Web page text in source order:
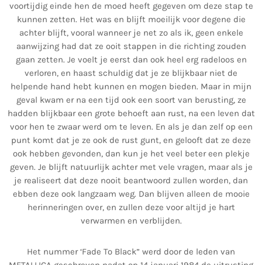
voortijdig einde hen de moed heeft gegeven om deze stap te
kunnen zetten. Het was en blijft moeilijk voor degene die
achter blijft, vooral wanneer je net zo als ik, geen enkele
aanwijzing had dat ze ooit stappen in die richting zouden
gaan zetten. Je voelt je eerst dan ook heel erg radeloos en
verloren, en haast schuldig dat je ze blijkbaar niet de
helpende hand hebt kunnen en mogen bieden. Maar in mijn
geval kwam er na een tijd ook een soort van berusting, ze
hadden blijkbaar een grote behoeft aan rust, na een leven dat
voor hen te zwaar werd om te leven. En als je dan zelf op een
punt komt dat je ze ook de rust gunt, en gelooft dat ze deze
ook hebben gevonden, dan kun je het veel beter een plekje
geven. Je blijft natuurlijk achter met vele vragen, maar als je
je realiseert dat deze nooit beantwoord zullen worden, dan
ebben deze ook langzaam weg. Dan blijven alleen de mooie
herinneringen over, en zullen deze voor altijd je hart
verwarmen en verblijden.
Het nummer ‘Fade To Black” werd door de leden van